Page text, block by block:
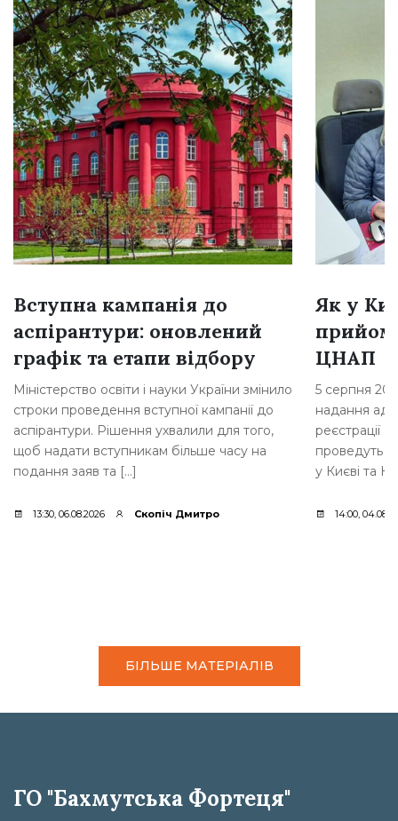
Вступна кампанія до
аспірантури: оновлений
графік та етапи відбору
Міністерство освіти і науки України змінило
строки проведення вступної кампанії до
аспірантури. Рішення ухвалили для того,
щоб надати вступникам більше часу на
подання заяв та […]
13:30, 06.08.2026 Скопіч Дмитро
Як у
прийом
ЦНАП
5 серпня
надання
реєстрації
проведуть
у Києві та
14:00,
БІЛЬШЕ МАТЕРІАЛІВ
ГО "Бахмутська Фортеця"